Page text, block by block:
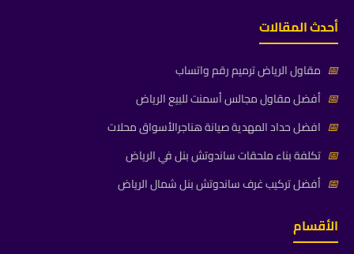
أحدث المقالات
📅 مقاول الرياض ترميم رقم واتساب
📅 أفضل مقاول مجالس أسمنت للبيع الرياض
📅 افضل حداد المهدية صيانة هناجرالأسواق محلات
📅 تكلفة بناء ملحقات ساندوتش بنل في الرياض
📅 أفضل تركيب غرف ساندوتش بنل شمال الرياض
الأقسام